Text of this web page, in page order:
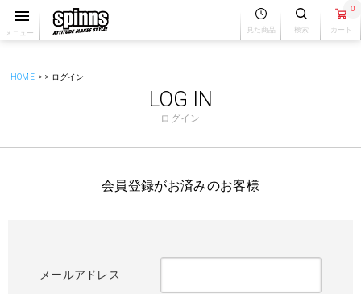
メニュー 見た商品 検索
0
カート
HOME ログイン
LOG IN
ログイン
会員登録がお済みのお客様
メールアドレス